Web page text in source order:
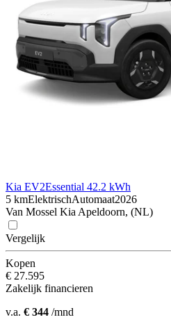
Kia EV2Essential 42.2 kWh
5 kmElektrischAutomaat2026
Van Mossel Kia Apeldoorn, (NL)
Vergelijk
Kopen
€ 27.595
Zakelijk financieren
v.a. € 344 /mnd